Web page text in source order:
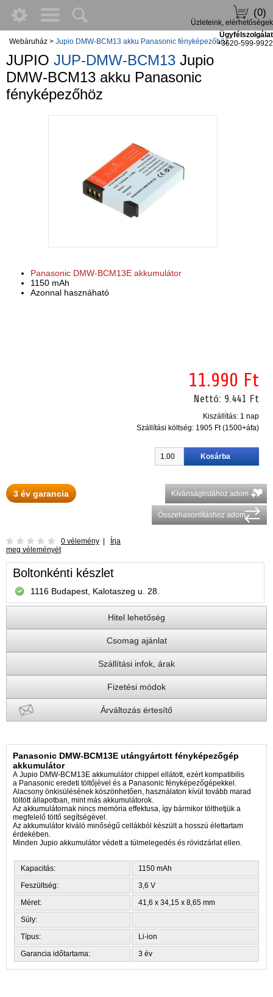
(0)
Üzleteink, elérhetőségek
Ügyfélszolgálat
+3620-599-9922
Webáruház > Jupio DMW-BCM13 akku Panasonic fényképezőhöz
JUPIO JUP-DMW-BCM13 Jupio
DMW-BCM13 akku Panasonic
fényképezőhöz
Panasonic DMW-BCM13E akkumulátor
1150 mAh
Azonnal hasznáható
11.990 Ft
Nettó: 9.441 Ft
Kiszállítás: 1 nap
Szállítási költség: 1905 Ft (1500+áfa)
3 év garancia Kívánságlistához adom
Összehasonlításhoz adom
0 vélemény
Írja
meg véleményét
Boltonkénti készlet
1116 Budapest, Kalotaszeg u. 28.
Hitel lehetőség
Csomag ajánlat
Szállítási infok, árak
Fizetési módok
Árváltozás értesítő
Panasonic DMW-BCM13E utángyártott fényképezőgép
akkumulátor
A Jupio DMW-BCM13E akkumulátor chippel ellátott, ezért kompatibilis
a Panasonic eredeti töltőjével és a Panasonic fényképezőgépekkel.
Alacsony önkisülésének köszönhetően, használaton kívül tovább marad
töltött állapotban, mint más akkumulátorok.
Az akkumulátornak nincs memória effektusa, így bármikor tölthetjük a
megfelelő töltő segítségével.
Az akkumulátor kiváló minőségű cellákból készült a hosszú élettartam
érdekében.
Minden Jupio akkumulátor védett a túlmelegedés és rövidzárlat ellen.
Kapacitás:
1150 mAh
Feszültség:
3,6 V
Méret:
41,6 x 34,15 x 8,65 mm
Súly:
Típus:
Li-ion
Garancia időtartama:
3 év